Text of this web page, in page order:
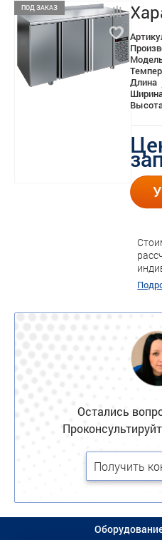
Длина
ПОД ЗАКАЗ
Остались
Получить